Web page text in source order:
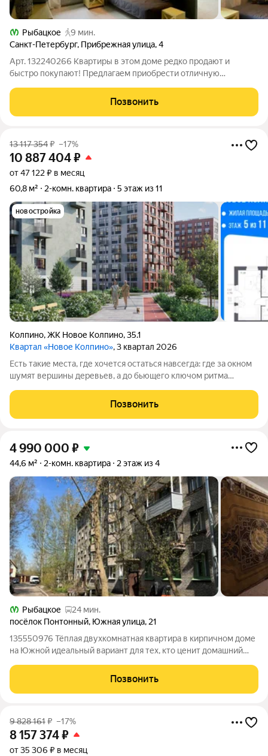
Рыбацкое
9 мин.
Санкт-Петербург, Прибрежная улица,4
Арт. 132240266 Квартиры в этом доме редко продают и
быстро покупают! Предлагаем приобрести отличную
доступности от метро. Мебель и техника могут остаться в
подарок покупателю. Дом построен по
Позвонить
13 117 354₽ –17%
10 887 404₽
от 47 122 ₽ в месяц
60,8 м²
2-комн. квартира 5 этаж из 11
новостройка
Колпино,ЖК Новое Колпино,35.1
Квартал «Новое Колпино», 3 квартал 2026
Есть такие места, где хочется остаться навсегда: где за окном
шумят вершины деревьев, а до бьющего ключом ритма
вас квартал "Новое Колпино" в зеленом районе
Петербурга.Здесь можно проводить
Позвонить
4 990 000 ₽
44,6 м² 2-комн. квартира 2 этаж из 4
Рыбацкое
24 мин.
посёлок Понтонный, Южная улица, 21
135550976 Тёплая двухкомнатная квартира в кирпичном доме
на Южной идеальный вариант для тех, кто ценит домашний
свободу планирования: реализуйте собственные идеи и
сделайте интерьер под
Позвонить
9 828 161₽ –17%
8 157 374₽
от 35 306 ₽ в месяц